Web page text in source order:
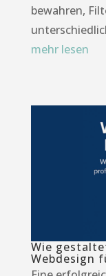
bewahren,
mehr lesen
Wie
Webdesign